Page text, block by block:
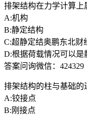
排架结构在力学计算上
A:机构
B:静定结构
C:超静定结奥鹏东北财
D:根据荷载情况可以是
答案问询微信：424329
排架结构的柱与基础的
A:铰接点
B:刚接点